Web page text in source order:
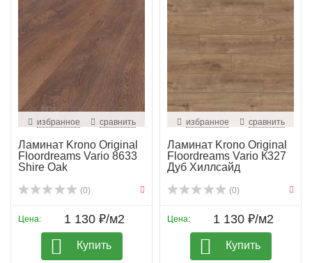
избранное сравнить
Ламинат Krono Original
Floordreams Vario 8633
Shire Oak
(0)
Цена: 1 130 ₽/м2
Купить
избранное сравнить
Ламинат Krono Original
Floordreams Vario К327
Дуб Хиллсайд
(0)
Цена: 1 130 ₽/м2
Купить